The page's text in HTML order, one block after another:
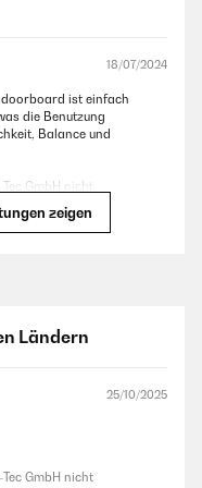
18/07/2024
ist einfach
die Benutzung
Balance und
GmbH nicht
Konnte sie
GmbH nicht
zeigen
Ländern
25/10/2025
GmbH nicht